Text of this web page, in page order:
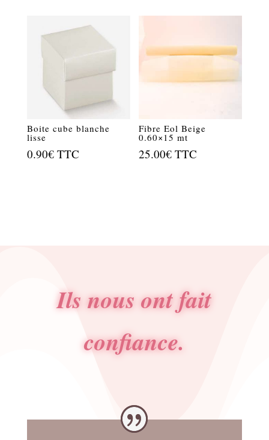
Boite cube blanche
lisse
0.90€ TTC
Fibre Eol Beige
0.60×15 mt
25.00€ TTC
Ils nous ont fait
confiance.